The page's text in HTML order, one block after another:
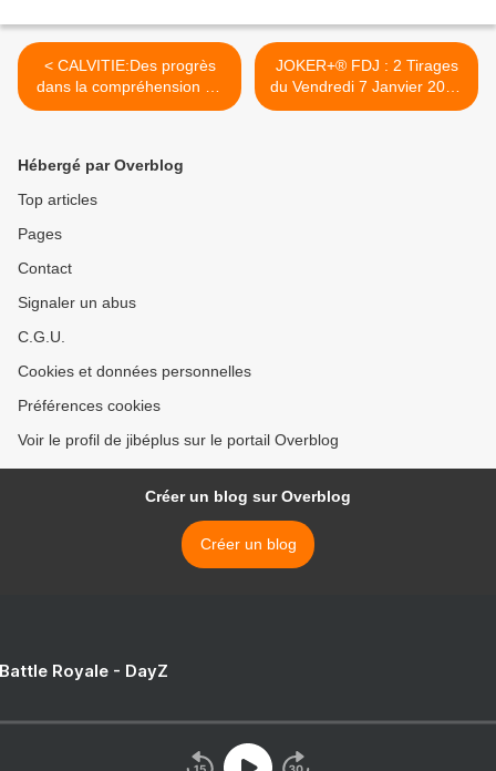
< CALVITIE:Des progrès
dans la compréhension du
phénomène (vidéo)
JOKER+® FDJ : 2 Tirages
du Vendredi 7 Janvier 2011
>
Hébergé par Overblog
Top articles
Pages
Contact
Signaler un abus
C.G.U.
Cookies et données personnelles
Préférences cookies
Voir le profil de jibéplus sur le portail Overblog
Créer un blog sur Overblog
Créer un blog
Royale - DayZ